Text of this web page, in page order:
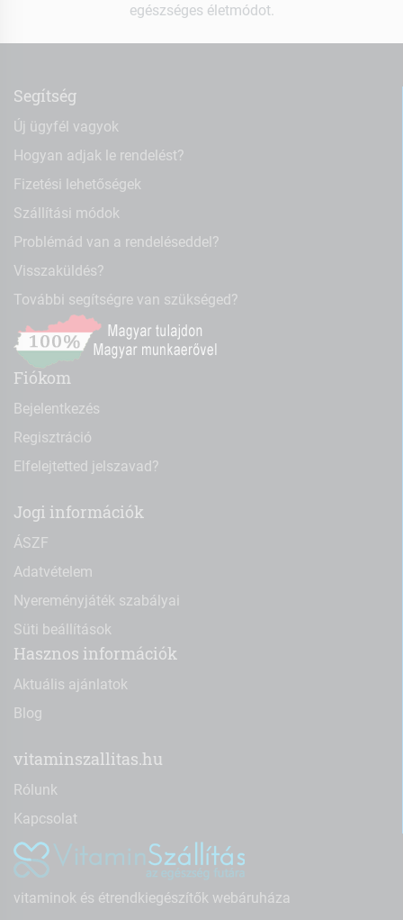
egészséges életmódot.
Segítség
Új ügyfél vagyok
Hogyan adjak le rendelést?
Fizetési lehetőségek
Szállítási módok
Problémád van a rendeléseddel?
Visszaküldés?
További segítségre van szükséged?
Fiókom
Bejelentkezés
Regisztráció
Elfelejtetted jelszavad?
Jogi információk
ÁSZF
Adatvételem
Nyereményjáték szabályai
Süti beállítások
Hasznos információk
Aktuális ajánlatok
Blog
vitaminszallitas.hu
Rólunk
Kapcsolat
vitaminok és étrendkiegészítők webáruháza